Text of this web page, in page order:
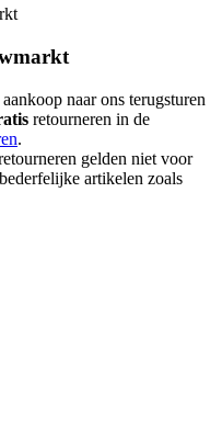
naar ons terugsturen
retourneren in de
.
gelden niet voor
artikelen zoals